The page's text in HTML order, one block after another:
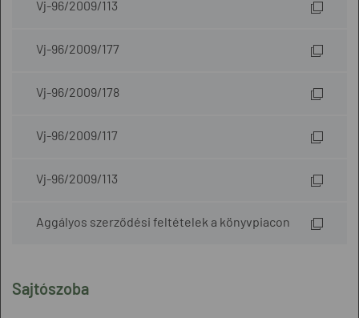
Sajtószoba
Vj-96/2009/113
Vj-96/2009/177
Vj-96/2009/178
Vj-96/2009/117
Vj-96/2009/113
Aggályos szerződési feltételek a könyvpiacon